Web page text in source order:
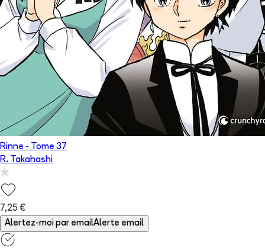
Rinne - Tome 37
R. Takahashi
7,25 €
Alertez-moi par emailAlerte email